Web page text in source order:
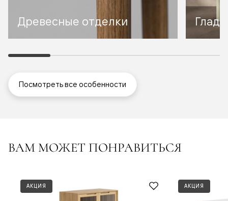
Древесные отделки
Посмотреть все особенности
ВАМ МОЖЕТ ПОНРАВИТЬСЯ
АКЦИЯ АКЦИЯ